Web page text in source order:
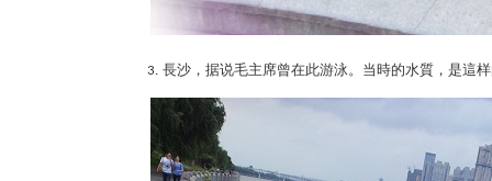
3. 長沙，据说毛主席曾在此游泳。当時的水質，是這